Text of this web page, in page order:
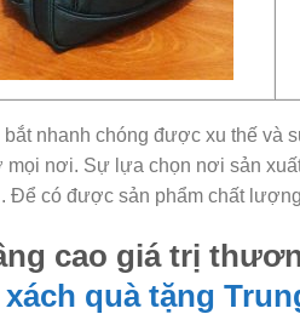
bắt nhanh chóng được xu thế và
mọi nơi. Sự lựa chọn nơi sản
Để có được sản phẩm chất
cao giá trị
quà tặng